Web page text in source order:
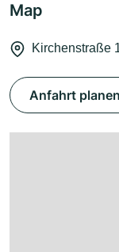
Map
Kirchenstraße
Anfahrt planen